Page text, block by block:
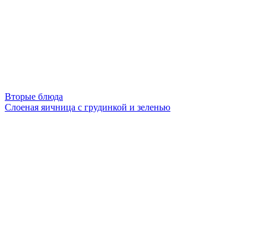
Вторые блюда
Слоеная яичница с грудинкой и зеленью